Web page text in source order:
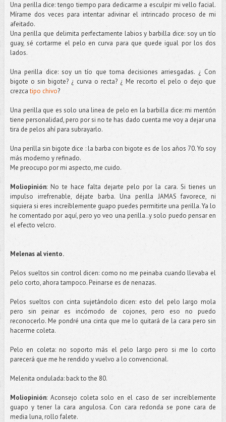
Una perilla dice: tengo tiempo para dedicarme a esculpir mi vello facial.
Mírame dos veces para intentar adivinar el intrincado proceso de mi
afeitado.
Una perilla que delimita perfectamente labios y barbilla dice: soy untío
guay, sé cortarme el pelo en curva para que quede igual por los dos
lados.
Una perilla dice: soy un tío que toma decisiones arriesgadas. ¿ Con
bigote o sin bigote? ¿ curva o recta? ¿ Me recorto el pelo o dejo que
crezcatipo chivo?
Una perilla que es solo una linea de pelo en la barbilla dice: mi mentón
tiene personalidad, pero por si no te has dado cuenta me voy a dejar una
tira de pelos ahí para subrayarlo.
Una perilla sin bigote dice : la barba con bigote es de los años 70. Yo soy
más moderno y refinado.
Me preocupo por mi aspecto, me cuido.
Moliopinión: No te hace falta dejarte pelo por la cara. Si tienes un
impulso irrefrenable, déjate barba. Una perilla JAMAS favorece, ni
siquiera si eres increíblemente guapo puedes permitirte una perilla. Ya lo
he comentado por aquí, pero yo veo una perilla..y solo puedo pensar en
el efecto velcro.
Melenas al viento.
Pelos sueltos sin control dicen: como no me peinaba cuando llevaba el
pelo corto, ahora tampoco. Peinarse es de nenazas.
Pelos sueltos con cinta sujetándolo dicen: esto del pelo largo mola
pero sin peinar es incómodo de cojones, pero eso no puedo
reconocerlo. Me pondré una cinta que me lo quitará de la cara pero sin
hacerme coleta.
Pelo en coleta: no soporto más el pelo largo pero si me lo corto
parecerá que me he rendido y vuelvo a lo convencional.
Melenita ondulada:backto the 80.
Moliopinión: Aconsejo coleta solo en el caso de serincreíblemente
guapo y tener la cara angulosa. Con cara redonda se pone cara de
media luna, rollofalete.